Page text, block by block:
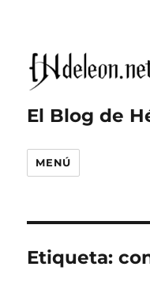
El Blog de
MENÚ
Etiqueta: